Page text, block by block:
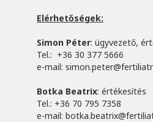
Elérhetőségek:
Simon Péter: ügyvezető,
Tel.: +36 30 377 5666
e-mail:
Botka Beatrix: értékesítés
Tel.: +36 70 795 7358
e-mail: